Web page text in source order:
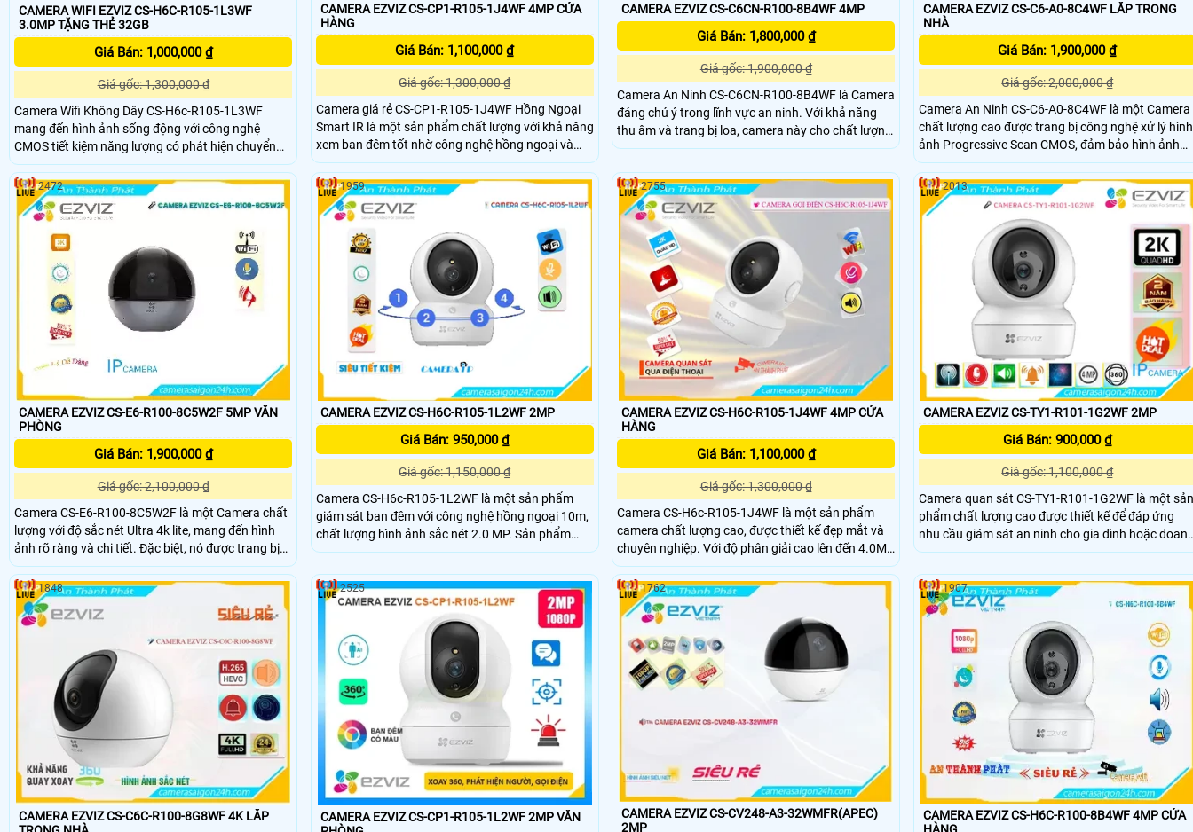
CAMERA WIFI EZVIZ CS-H6C-R105-1L3WF
3.0MP TẶNG THẺ 32GB
Giá Bán: 1,000,000 ₫
Giá gốc: 1,300,000 ₫
Camera Wifi Không Dây CS-H6c-R105-1L3WF
mang đến hình ảnh sống động với công nghệ
CMOS tiết kiệm năng lượng có phát hiện chuyển
động thông minh, hình dáng người, xem ban đêm
10m Hồng Ngoại lưu độc lập trên thẻ nhớ. Chip
hình ảnh 3.0 MP, tiết kiệm chi phí với chất lượng
cao, tải nhanh H.265/H
CAMERA EZVIZ CS-CP1-R105-1J4WF 4MP CỬA
HÀNG
Giá Bán: 1,100,000 ₫
Giá gốc: 1,300,000 ₫
Camera giá rẻ CS-CP1-R105-1J4WF Hồng Ngoại
Smart IR là một sản phẩm chất lượng với khả năng
xem ban đêm tốt nhờ công nghệ hồng ngoại và
khoảng cách lên đến 10m. Với khả năng lắp đặt
camera ở những vị trí không gian rộng nhờ khả
năng xoay 360 độ. Công nghệ hình ảnh IP Wifi
giúp xử lý hình ảnh sáng đẹp
CAMERA EZVIZ CS-C6CN-R100-8B4WF 4MP
Giá Bán: 1,800,000 ₫
Giá gốc: 1,900,000 ₫
Camera An Ninh CS-C6CN-R100-8B4WF là Camera
đáng chú ý trong lĩnh vực an ninh. Với khả năng
thu âm và trang bị loa, camera này cho chất lượng
âm thanh và hình ảnh xuất sắc. Hơn nữa, điểm
Smart IR, giúp quan sát trong nhà trong điều kiện
ánh sáng yếu
CAMERA EZVIZ CS-C6-A0-8C4WF LẮP TRONG
NHÀ
Giá Bán: 1,900,000 ₫
Giá gốc: 2,000,000 ₫
Camera An Ninh CS-C6-A0-8C4WF là một Camera
chất lượng cao được trang bị công nghệ xử lý hình
ảnh Progressive Scan CMOS, đảm bảo hình ảnh
sắc nét và rõ ràng. Đặc biệt, chất lượng hình ảnh
ban đêm cũng được nâng cao nhờ công nghệ
hồng ngoại 10m. Công nghệ nén H
CAMERA EZVIZ CS-E6-R100-8C5W2F 5MP VĂN
PHÒNG
Giá Bán: 1,900,000 ₫
Giá gốc: 2,100,000 ₫
Camera CS-E6-R100-8C5W2F là một Camera chất
lượng với độ sắc nét Ultra 4k lite, mang đến hình
ảnh rõ ràng và chi tiết. Đặc biệt, nó được trang bị
Hồng Ngoại Smart IR, cho phép xem ban đêm
thông minh mà không bị chói sáng. Thiết bị này
còn phù hợp sử dụng ngoài trời nhờ tích hợp công
nghệ IP Wifi
2472
CAMERA EZVIZ CS-H6C-R105-1L2WF 2MP
Giá Bán: 950,000 ₫
Giá gốc: 1,150,000 ₫
Camera CS-H6c-R105-1L2WF là một sản phẩm
giám sát ban đêm với công nghệ hồng ngoại 10m,
chất lượng hình ảnh sắc nét 2.0 MP. Sản phẩm
được trang bị công nghệ IP Wifi, cho phép cài đặt
thích hợp lắp đặt ở những vị trí không gian rộng và
có khả năng xoay 360 độ
1959
CAMERA EZVIZ CS-H6C-R105-1J4WF 4MP CỬA
HÀNG
Giá Bán: 1,100,000 ₫
Giá gốc: 1,300,000 ₫
Camera CS-H6c-R105-1J4WF là một sản phẩm
camera chất lượng cao, được thiết kế đẹp mắt và
chuyên nghiệp. Với độ phân giải cao lên đến 4.0MP
và công nghệ hình ảnh tiên tiến, nó cho phép ghi lại
hình ảnh rõ nét và chi tiết trong mọi điều kiện ánh
sáng
2755
CAMERA EZVIZ CS-TY1-R101-1G2WF 2MP
Giá Bán: 900,000 ₫
Giá gốc: 1,100,000 ₫
Camera quan sát CS-TY1-R101-1G2WF là một sản
phẩm chất lượng cao được thiết kế để đáp ứng
nhu cầu giám sát an ninh cho gia đình hoặc
nghiệp. Với độ phân giải cao và công nghệ hình
nét, rõ ràng ngay cả trong điều kiện ánh sáng yếu
2013
CAMERA EZVIZ CS-C6C-R100-8G8WF 4K LẮP
1848
CAMERA EZVIZ CS-CP1-R105-1L2WF 2MP VĂN
2525
CAMERA EZVIZ CS-CV248-A3-32WMFR(APEC)
2MP
1762
CAMERA EZVIZ CS-H6C-R100-8B4WF 4MP CỬA
1907